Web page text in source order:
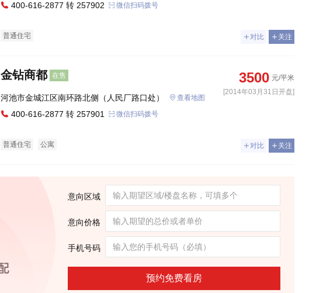
400-616-2877 转 257902 微信扫码拨号
普通住宅 对比 关注
金钻商都 在售 3500 元/平米
[2014年03月31日开盘]
河池市金城江区南环路北侧（人民厂路口处） 查看地图
400-616-2877 转 257901 微信扫码拨号
普通住宅 公寓 对比 关注
意向区域
意向价格
手机号码
预约免费看房